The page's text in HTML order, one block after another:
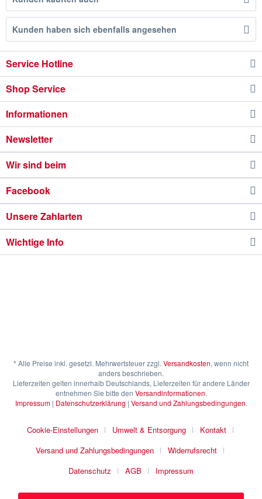
Kunden haben sich ebenfalls angesehen
Service Hotline
Shop Service
Informationen
Newsletter
Wir sind beim
Facebook
Unsere Zahlarten
Wichtige Info
* Alle Preise inkl. gesetzl. Mehrwertsteuer zzgl. Versandkosten, wenn nicht
anders beschrieben.
Lieferzeiten gelten innerhalb Deutschlands, Lieferzeiten für andere Länder
entnehmen Sie bitte den Versandinformationen.
Impressum| Datenschutzerklärung | Versand und Zahlungsbedingungen.
Cookie-Einstellungen Umwelt & Entsorgung
Kontakt
Versand und Zahlungsbedingungen
Widerrufsrecht
Datenschutz
AGB Impressum